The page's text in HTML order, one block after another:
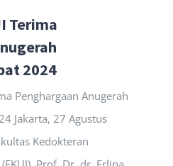
Terima
2024
Penghargaan Anugerah
Jakarta, 27 Agustus
Kedokteran